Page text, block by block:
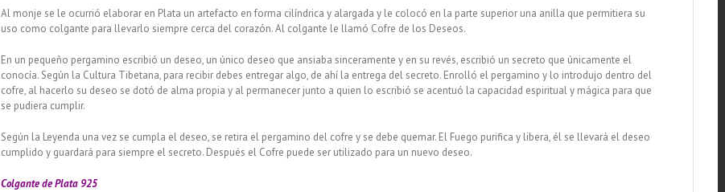
Al monje se le ocurrió elaborar en Plata un artefacto en forma cilíndrica y alargada y le colocó en la parte superior una anilla que permitiera su
uso como colgante para llevarlo siempre cerca del corazón. Al colgante le llamó Cofre de los Deseos.
En un pequeño pergamino escribió un deseo, un único deseo que ansiaba sinceramente y en su revés, escribió un secreto que únicamente el
conocía. Según la Cultura Tibetana, para recibir debes entregar algo, de ahí la entrega del secreto. Enrolló el pergamino y lo introdujo dentro del
cofre, al hacerlo su deseo se dotó de alma propia y al permanecer junto a quien lo escribió se acentuó la capacidad espiritual y mágica para que
se pudiera cumplir.
Según la Leyenda una vez se cumpla el deseo, se retira el pergamino del cofre y se debe quemar. El Fuego purifica y libera, él se llevará el deseo
cumplido y guardará para siempre el secreto. Después el Cofre puede ser utilizado para un nuevo deseo.
Colgante de Plata 925